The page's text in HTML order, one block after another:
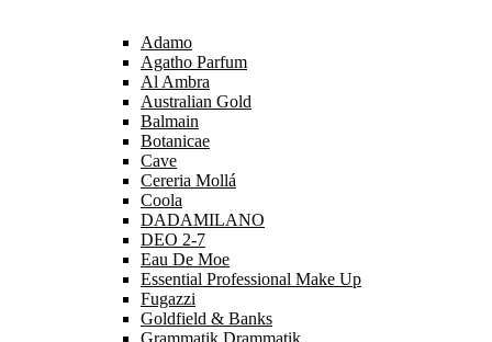
Adamo
Agatho Parfum
Al Ambra
Australian Gold
Balmain
Botanicae
Cave
Cereria Mollá
Coola
DADAMILANO
DEO 2-7
Eau De Moe
Essential Professional Make Up
Fugazzi
Goldfield & Banks
Grammatik Drammatik